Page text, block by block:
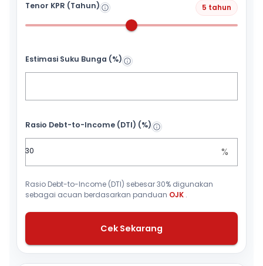
Tenor KPR (Tahun) 5 tahun
Estimasi Suku Bunga (%)
Rasio Debt-to-Income (DTI) (%)
%
Rasio Debt-to-Income (DTI) sebesar 30% digunakan
sebagai acuan berdasarkan panduan OJK .
Cek Sekarang